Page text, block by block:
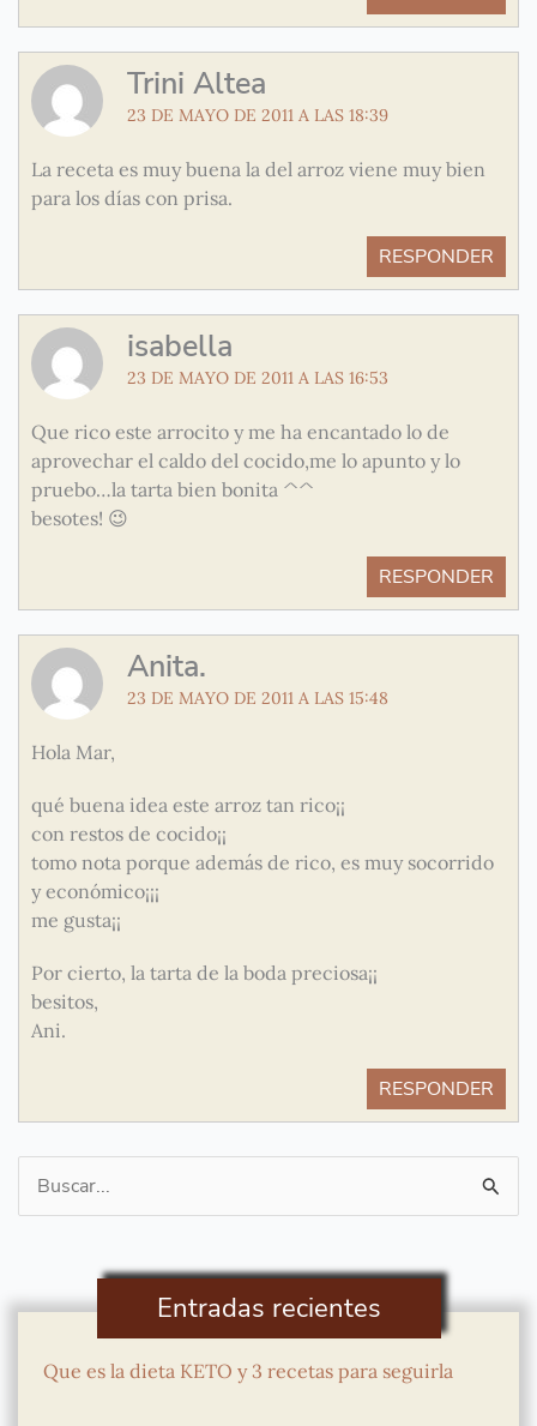
Trini Altea
23 DE MAYO DE 2011 A LAS 18:39
La receta es muy buena la del arroz viene muy bien
para los días con prisa.
RESPONDER
isabella
23 DE MAYO DE 2011 A LAS 16:53
Que rico este arrocito y me ha encantado lo de
aprovechar el caldo del cocido,me lo apunto y lo
pruebo…la tarta bien bonita ^^
besotes! 😉
RESPONDER
Anita.
23 DE MAYO DE 2011 A LAS 15:48
Hola Mar,
qué buena idea este arroz tan rico¡¡
con restos de cocido¡¡
tomo nota porque además de rico, es muy socorrido
y económico¡¡¡
me gusta¡¡
Por cierto, la tarta de la boda preciosa¡¡
besitos,
Ani.
RESPONDER
Buscar
por:
Entradas recientes
Que es la dieta KETO y 3 recetas para seguirla